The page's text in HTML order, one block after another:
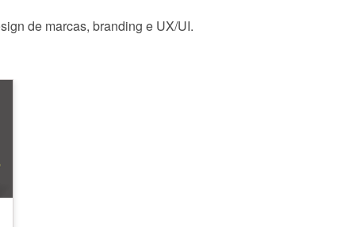
de marcas, branding e UX/UI.